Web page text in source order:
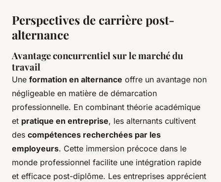
Perspectives de carrière post-
alternance
Avantage concurrentiel sur le marché du
travail
Une formation en alternance offre un avantage non
négligeable en matière de démarcation
professionnelle. En combinant théorie académique
et pratique en entreprise, les alternants cultivent
des compétences recherchées par les
employeurs. Cette immersion précoce dans le
monde professionnel facilite une intégration rapide
et efficace post-diplôme. Les entreprises apprécient